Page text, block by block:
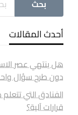
أحدث المقالات
هل ينتهي عصر
دون طرح سؤال
الفنادق التي
قرارات آلية؟